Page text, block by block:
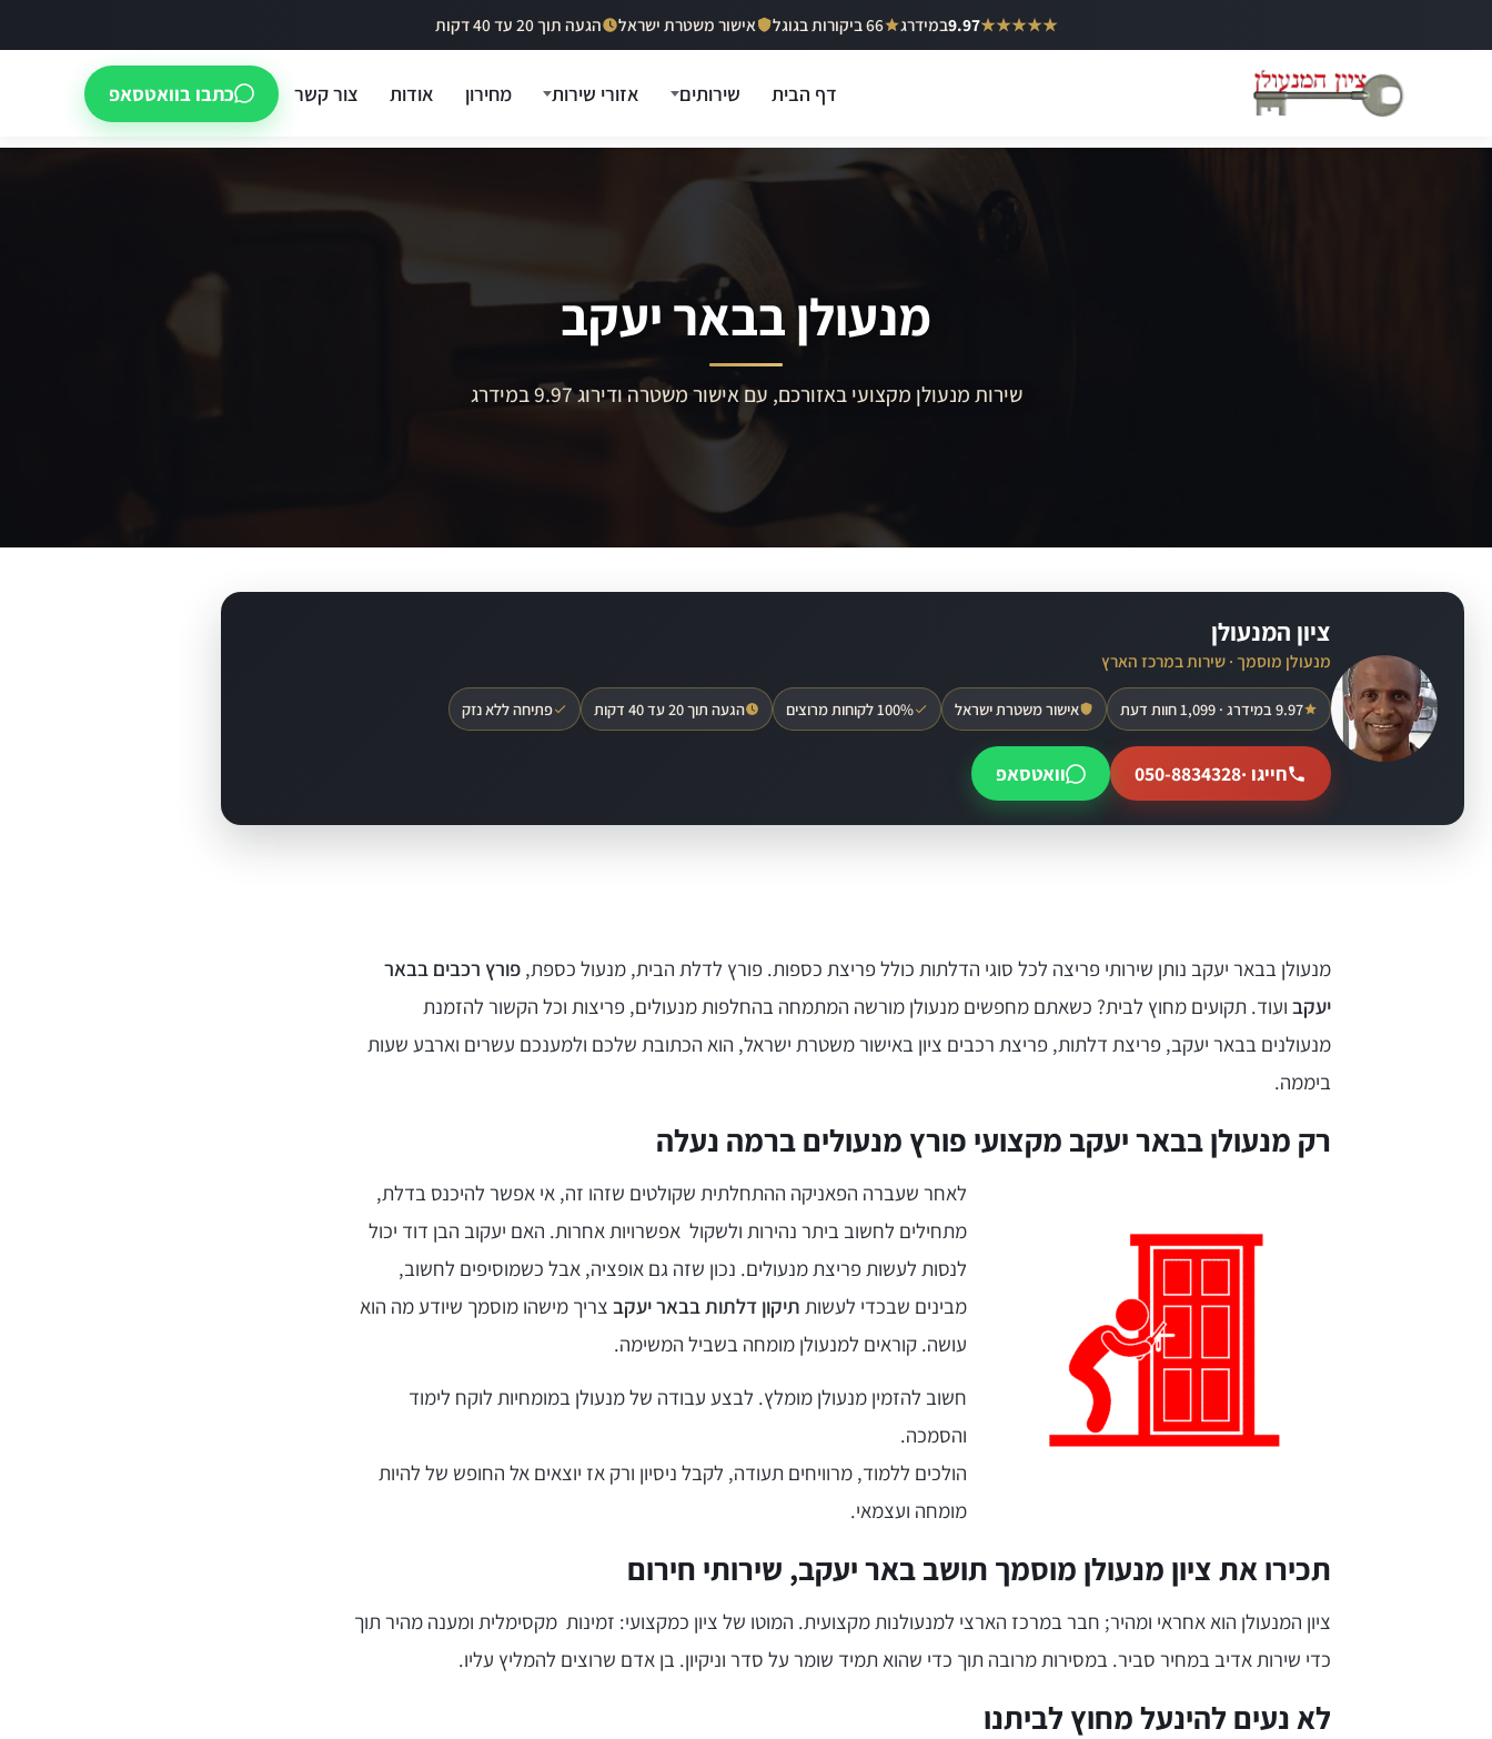
לתוכן
★★★★★
9.97במידרג 66 ביקורות בגוגל אישור משטרת ישראל הגעה תוך 20 עד 40 דקות
דף הבית שירותים אזורי שירות מחירון אודות צור קשר כתבו בוואטסאפ
מנעולן בבאר יעקב
שירות מנעולן מקצועי באזורכם, עם אישור משטרה ודירוג 9.97 במידרג
ציון המנעולן
מנעולן מוסמך · שירות במרכז הארץ
9.97 במידרג · 1,099 חוות דעת אישור משטרת ישראל 100% לקוחות מרוצים הגעה תוך 20 עד 40 דקות פתיחה ללא נזק
חייגו ·050-8834328 וואטסאפ
מנעולן בבאר יעקב נותן שירותי פריצה לכל סוגי הדלתות כולל פריצת כספות. פורץ לדלת הבית, מנעול כספת, פורץ רכבים בבאר
יעקב ועוד. תקועים מחוץ לבית? כשאתם מחפשים מנעולן מורשה המתמחה בהחלפות מנעולים, פריצות וכל הקשור להזמנת
מנעולנים בבאר יעקב, פריצת דלתות, פריצת רכבים ציון באישור משטרת ישראל, הוא הכתובת שלכם ולמענכם עשרים וארבע שעות
ביממה.
רק מנעולן בבאר יעקב מקצועי פורץ מנעולים ברמה נעלה
לאחר שעברה הפאניקה ההתחלתית שקולטים שזהו זה, אי אפשר להיכנס בדלת,
מתחילים לחשוב ביתר נהירות ולשקול אפשרויות אחרות. האם יעקוב הבן דוד יכול
לנסות לעשות פריצת מנעולים. נכון שזה גם אופציה, אבל כשמוסיפים לחשוב,
מבינים שבכדי לעשות תיקון דלתות בבאר יעקב צריך מישהו מוסמך שיודע מה הוא
עושה. קוראים למנעולן מומחה בשביל המשימה.
חשוב להזמין מנעולן מומלץ. לבצע עבודה של מנעולן במומחיות לוקח לימוד
והסמכה.
הולכים ללמוד, מרוויחים תעודה, לקבל ניסיון ורק אז יוצאים אל החופש של להיות
מומחה ועצמאי.
תכירו את ציון מנעולן מוסמך תושב באר יעקב, שירותי חירום
ציון המנעולן הוא אחראי ומהיר; חבר במרכז הארצי למנעולנות מקצועית. המוטו של ציון כמקצועי: זמינות מקסימלית ומענה מהיר תוך
כדי שירות אדיב במחיר סביר. במסירות מרובה תוך כדי שהוא תמיד שומר על סדר וניקיון. בן אדם שרוצים להמליץ עליו.
לא נעים להינעל מחוץ לביתנו